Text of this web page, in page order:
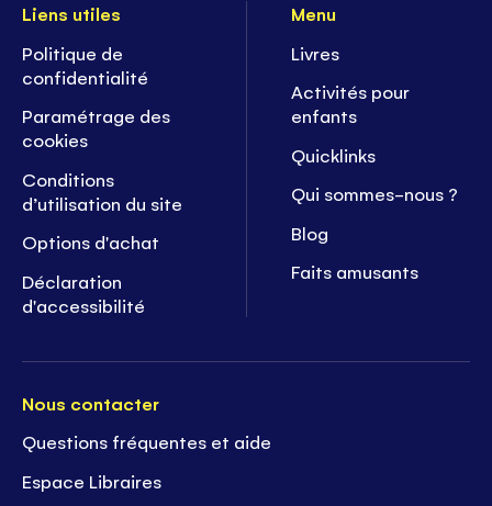
Liens utiles
Politique de
confidentialité
Paramétrage des
cookies
Conditions
d’utilisation du site
Options d'achat
Déclaration
d'accessibilité
Menu
Livres
Activités pour
enfants
Quicklinks
Qui sommes-nous ?
Blog
Faits amusants
Nous contacter
Questions fréquentes et aide
Espace Libraires